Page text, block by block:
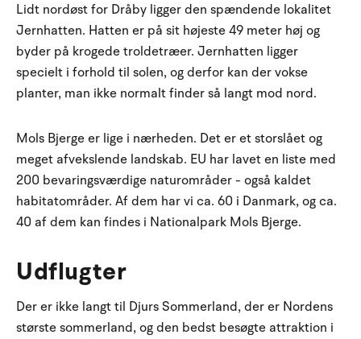
Lidt nordøst for Dråby ligger den spændende lokalitet
Jernhatten. Hatten er på sit højeste 49 meter høj og
byder på krogede troldetræer. Jernhatten ligger
specielt i forhold til solen, og derfor kan der vokse
planter, man ikke normalt finder så langt mod nord.
Mols Bjerge er lige i nærheden. Det er et storslået og
meget afvekslende landskab. EU har lavet en liste med
200 bevaringsværdige naturområder - også kaldet
habitatområder. Af dem har vi ca. 60 i Danmark, og ca.
40 af dem kan findes i Nationalpark Mols Bjerge.
Udflugter
Der er ikke langt til Djurs Sommerland, der er Nordens
største sommerland, og den bedst besøgte attraktion i